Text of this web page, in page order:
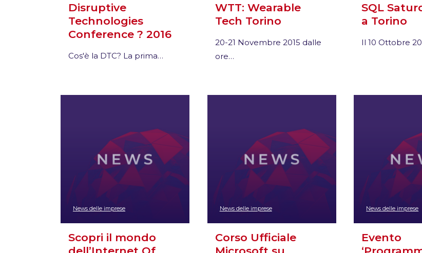
Disruptive
Technologies
Conference ? 2016
Cos'è la DTC? La prima…
WTT: Wearable
Tech Torino
20-21 Novembre 2015 dalle
ore…
SQL
a Torino
Il 10 Ottobre
News delle imprese
Scopri il mondo
News delle imprese
Corso Ufficiale
News delle imprese
Evento